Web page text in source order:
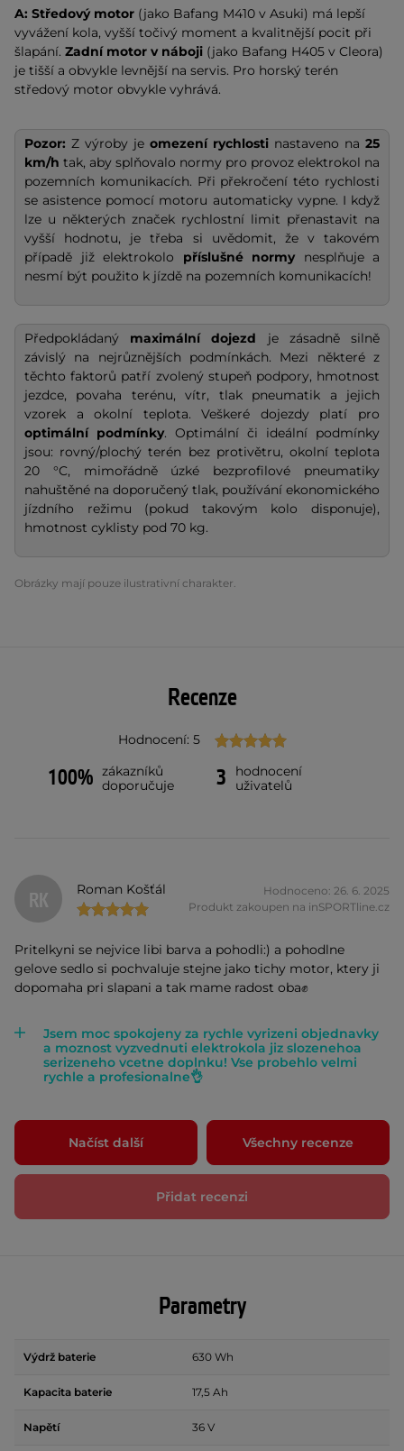
A: Středový motor (jako Bafang M410 v Asuki) má lepší
vyvážení kola, vyšší točivý moment a kvalitnější pocit při
šlapání. Zadní motor v náboji (jako Bafang H405 v Cleora)
je tišší a obvykle levnější na servis. Pro horský terén
středový motor obvykle vyhrává.
Pozor: Z výroby je omezení rychlosti nastaveno na 25
km/h tak, aby splňovalo normy pro provoz elektrokol na
pozemních komunikacích. Při překročení této rychlosti
se asistence pomocí motoru automaticky vypne. I když
lze u některých značek rychlostní limit přenastavit na
vyšší hodnotu, je třeba si uvědomit, že v takovém
případě již elektrokolo příslušné normynesplňuje a
nesmí být použito k jízdě na pozemních komunikacích!
Předpokládaný maximální dojezd je zásadně silně
závislý na nejrůznějších podmínkách. Mezi některé z
těchto faktorů patří zvolený stupeň podpory, hmotnost
jezdce, povaha terénu, vítr, tlak pneumatik a jejich
vzorek a okolní teplota. Veškeré dojezdy platí pro
optimální podmínky. Optimální či ideální podmínky
jsou: rovný/plochý terén bez protivětru, okolní teplota
20 °C, mimořádně úzké bezprofilové pneumatiky
nahuštěné na doporučený tlak, používání ekonomického
jízdního režimu (pokud takovým kolo disponuje),
hmotnost cyklisty pod 70 kg.
Obrázky mají pouze ilustrativní charakter.
Recenze
Hodnocení: 5
100% zákazníků
doporučuje
3
hodnocení
uživatelů
RK Roman Košťál
Hodnoceno: 26. 6. 2025
Produkt zakoupen na inSPORTline.cz
Pritelkyni se nejvice libi barva a pohodli:) a pohodlne
gelove sedlo si pochvaluje stejne jako tichy motor, ktery ji
dopomaha pri slapani a tak mame radost oba✊
Jsem moc spokojeny za rychle vyrizeni objednavky
a moznost vyzvednuti elektrokola jiz slozenehoa
serizeneho vcetne doplnku! Vse probehlo velmi
rychle a profesionalne👌
Načíst další Všechny recenze
Přidat recenzi
Parametry
Výdrž baterie 630 Wh
Kapacita baterie 17,5 Ah
Napětí 36 V